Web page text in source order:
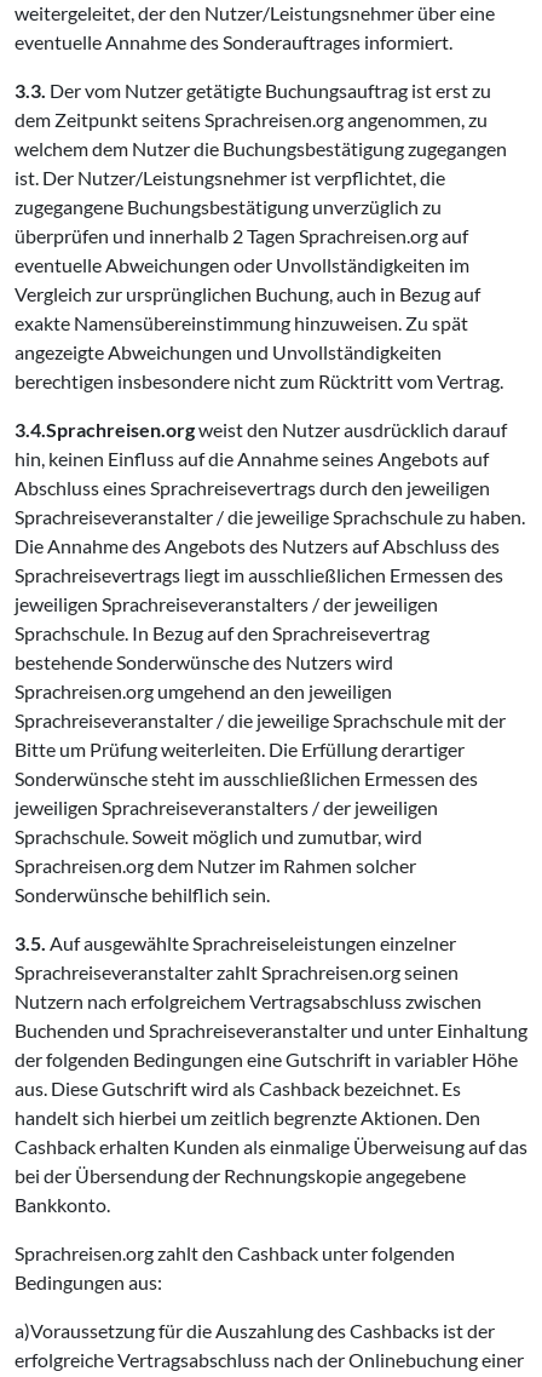
weitergeleitet, der den Nutzer/Leistungsnehmer über eine
eventuelle Annahme des Sonderauftrages informiert.
3.3. Der vom Nutzer getätigte Buchungsauftrag ist erst zu
dem Zeitpunkt seitens Sprachreisen.org angenommen, zu
welchem dem Nutzer die Buchungsbestätigung zugegangen
ist. Der Nutzer/Leistungsnehmer ist verpflichtet, die
zugegangene Buchungsbestätigung unverzüglich zu
überprüfen und innerhalb 2 Tagen Sprachreisen.org auf
eventuelle Abweichungen oder Unvollständigkeiten im
Vergleich zur ursprünglichen Buchung, auch in Bezug auf
exakte Namensübereinstimmung hinzuweisen. Zu spät
angezeigte Abweichungen und Unvollständigkeiten
berechtigen insbesondere nicht zum Rücktritt vom Vertrag.
3.4.Sprachreisen.orgweist den Nutzer ausdrücklich darauf
hin, keinen Einfluss auf die Annahme seines Angebots auf
Abschluss eines Sprachreisevertrags durch den jeweiligen
Sprachreiseveranstalter / die jeweilige Sprachschule zu haben.
Die Annahme des Angebots des Nutzers auf Abschluss des
Sprachreisevertrags liegt im ausschließlichen Ermessen des
jeweiligen Sprachreiseveranstalters / der jeweiligen
Sprachschule. In Bezug auf den Sprachreisevertrag
bestehende Sonderwünsche des Nutzers wird
Sprachreisen.org umgehend an den jeweiligen
Sprachreiseveranstalter / die jeweilige Sprachschule mit der
Bitte um Prüfung weiterleiten. Die Erfüllung derartiger
Sonderwünsche steht im ausschließlichen Ermessen des
jeweiligen Sprachreiseveranstalters / der jeweiligen
Sprachschule. Soweit möglich und zumutbar, wird
Sprachreisen.org dem Nutzer im Rahmen solcher
Sonderwünsche behilflich sein.
3.5. Auf ausgewählte Sprachreiseleistungen einzelner
Sprachreiseveranstalter zahlt Sprachreisen.org seinen
Nutzern nach erfolgreichem Vertragsabschluss zwischen
Buchenden und Sprachreiseveranstalter und unter Einhaltung
der folgenden Bedingungen eine Gutschrift in variabler Höhe
aus. Diese Gutschrift wird als Cashback bezeichnet. Es
handelt sich hierbei um zeitlich begrenzte Aktionen. Den
Cashback erhalten Kunden als einmalige Überweisung auf das
bei der Übersendung der Rechnungskopie angegebene
Bankkonto.
Sprachreisen.org zahlt den Cashback unter folgenden
Bedingungen aus:
a)Voraussetzung für die Auszahlung des Cashbacks ist der
erfolgreiche Vertragsabschluss nach der Onlinebuchung einer